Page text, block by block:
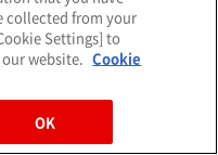
collected from your
Settings] to
website. Cookie
OK